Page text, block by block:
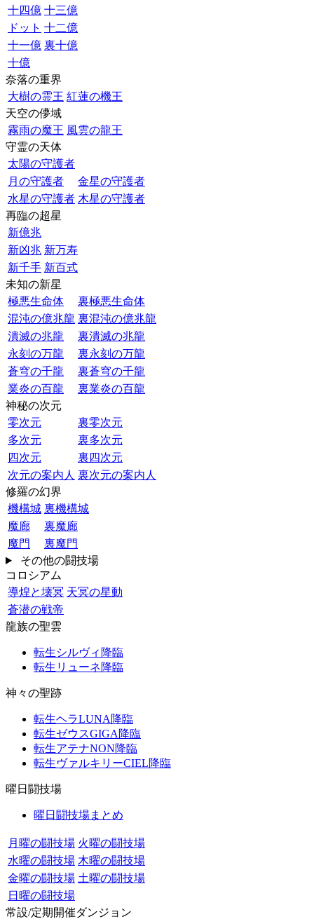
十四億 十三億
ドット 十二億
十一億 裏十億
十億
奈落の重界
大樹の霊王 紅蓮の機王
天空の儚域
霧雨の魔王 風雲の龍王
守霊の天体
太陽の守護者
月の守護者
金星の守護者
水星の守護者 木星の守護者
再臨の超星
新億兆
新凶兆 新万寿
新千手 新百式
未知の新星
極悪生命体
裏極悪生命体
混沌の億兆龍 裏混沌の億兆龍
潰滅の兆龍
裏潰滅の兆龍
永刻の万龍
裏永刻の万龍
蒼穹の千龍
裏蒼穹の千龍
業炎の百龍
裏業炎の百龍
神秘の次元
零次元
裏零次元
多次元
裏多次元
四次元
裏四次元
次元の案内人 裏次元の案内人
修羅の幻界
機構城 裏機構城
魔廊
裏魔廊
魔門
裏魔門
その他の闘技場
コロシアム
導煌と壊冥 天冥の星動
蒼潜の戦帝
龍族の聖雲
転生シルヴィ降臨
転生リューネ降臨
神々の聖跡
転生ヘラLUNA降臨
転生ゼウスGIGA降臨
転生アテナNON降臨
転生ヴァルキリーCIEL降臨
曜日闘技場
曜日闘技場まとめ
月曜の闘技場 火曜の闘技場
水曜の闘技場 木曜の闘技場
金曜の闘技場 土曜の闘技場
日曜の闘技場
常設/定期開催ダンジョン